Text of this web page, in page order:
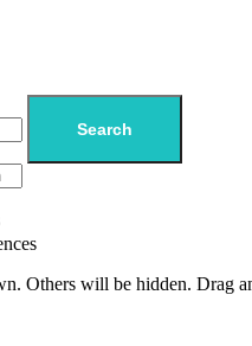
Search
Others will be hidden. Drag